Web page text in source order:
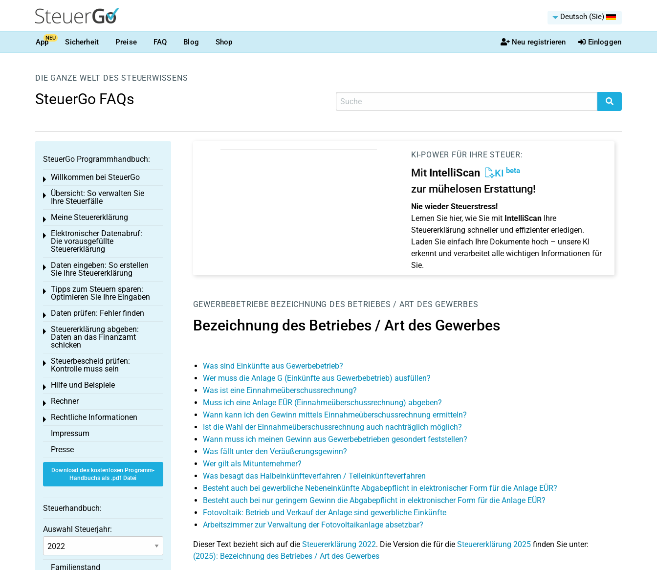
Deutsch (Sie)
AppNEU Sicherheit Preise FAQ Blog Shop Neu registrieren Einloggen
DIE GANZE WELT DES STEUERWISSENS
SteuerGo FAQs
KI-POWER FÜR IHRE STEUER:
Mit IntelliScan KI beta
zur mühelosen Erstattung!
Nie wieder Steuerstress!
Lernen Sie hier, wie Sie mit IntelliScanIhre
Steuererklärung schneller und effizienter erledigen.
Laden Sie einfach Ihre Dokumente hoch – unsere KI
erkennt und verarbeitet alle wichtigen Informationen für
Sie.
GEWERBEBETRIEBE BEZEICHNUNG DES BETRIEBES / ART DES GEWERBES
Bezeichnung des Betriebes / Art des Gewerbes
Was sind Einkünfte aus Gewerbebetrieb?
Wer muss die Anlage G (Einkünfte aus Gewerbebetrieb) ausfüllen?
Was ist eine Einnahmeüberschussrechnung?
Muss ich eine Anlage EÜR (Einnahmeüberschussrechnung) abgeben?
Wann kann ich den Gewinn mittels Einnahmeüberschussrechnung ermitteln?
Ist die Wahl der Einnahmeüberschussrechnung auch nachträglich möglich?
Wann muss ich meinen Gewinn aus Gewerbebetrieben gesondert feststellen?
Was fällt unter den Veräußerungsgewinn?
Wer gilt als Mitunternehmer?
Was besagt das Halbeinkünfteverfahren / Teileinkünfteverfahren
Besteht auch bei gewerbliche Nebeneinkünfte Abgabepflicht in elektronischer Form für die Anlage EÜR?
Besteht auch bei nur geringem Gewinn die Abgabepflicht in elektronischer Form für die Anlage EÜR?
Fotovoltaik: Betrieb und Verkauf der Anlage sind gewerbliche Einkünfte
Arbeitszimmer zur Verwaltung der Fotovoltaikanlage absetzbar?
Dieser Text bezieht sich auf die Steuererklärung 2022. Die Version die für die Steuererklärung 2025finden Sie unter:
(2025): Bezeichnung des Betriebes / Art des Gewerbes
SteuerGo Programmhandbuch:
Willkommen bei SteuerGo
Toggle menu
Übersicht: So verwalten Sie
Ihre Steuerfälle
Toggle menu
Meine Steuererklärung
Toggle menu
Elektronischer Datenabruf:
Die vorausgefüllte
Steuererklärung
Toggle menu
Daten eingeben: So erstellen
Sie Ihre Steuererklärung
Toggle menu
Tipps zum Steuern sparen:
Optimieren Sie Ihre Eingaben
Toggle menu
Daten prüfen: Fehler finden
Toggle menu
Steuererklärung abgeben:
Daten an das Finanzamt
schicken
Toggle menu
Steuerbescheid prüfen:
Kontrolle muss sein
Toggle menu
Hilfe und Beispiele
Toggle menu
Rechner
Toggle menu
Rechtliche Informationen
Toggle menu
Impressum
Presse
Download des kostenlosen Programm-
Handbuchs als .pdf Datei
Steuerhandbuch:
Auswahl Steuerjahr:
Familienstand